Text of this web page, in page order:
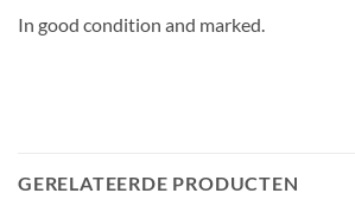
In good condition and marked.
GERELATEERDE PRODUCTEN